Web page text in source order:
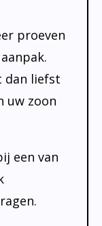
proeven
dan liefst
uw zoon
een van